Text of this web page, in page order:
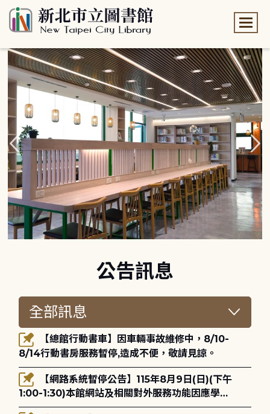
公告訊息
8/14行動書房服務暫停,造成不便，敬請見諒。
1:00-1:30)本館網站及相關對外服務功能因應學術
網路升級更新將暫停服務。